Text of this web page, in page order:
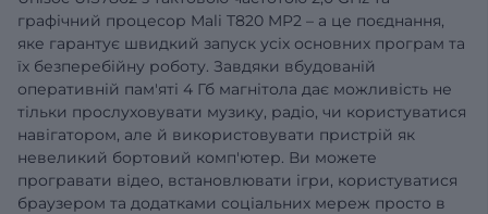
графічний процесор Mali T820 MP2 – а це поєднання,
яке гарантує швидкий запуск усіх основних програм та
їх безперебійну роботу. Завдяки вбудованій
оперативній пам'яті 4 Гб магнітола дає можливість не
тільки прослуховувати музику, радіо, чи користуватися
навігатором, але й використовувати пристрій як
невеликий бортовий комп'ютер. Ви можете
програвати відео, встановлювати ігри, користуватися
браузером та додатками соціальних мереж просто в